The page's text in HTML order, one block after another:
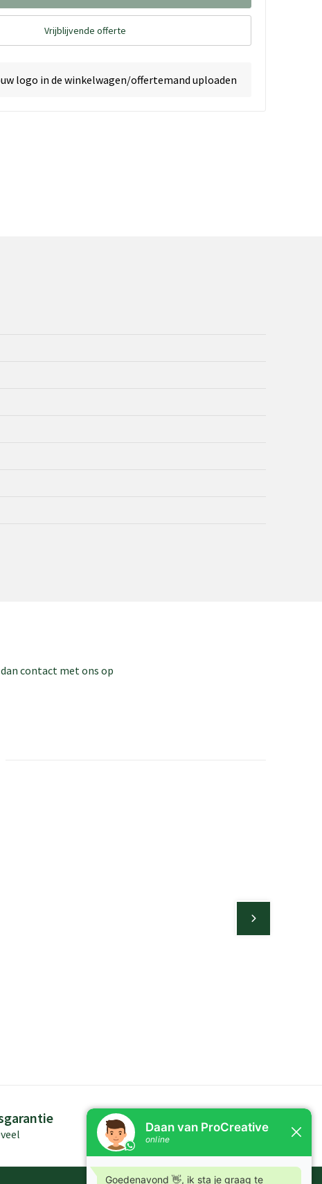
Vrijblijvende offerte
logo in de winkelwagen/offertemand uploaden
contact met ons op
Kennis in producten